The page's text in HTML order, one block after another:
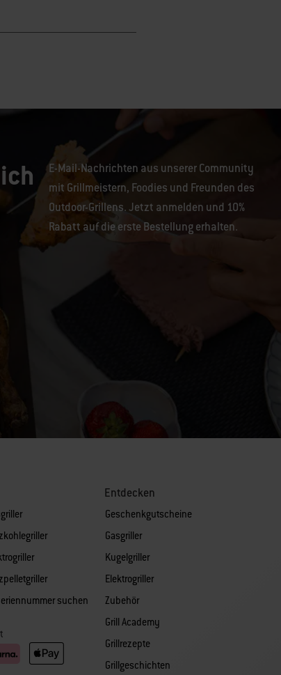
E-Mail-Nachrichten aus unserer Community
mit Grillmeistern, Foodies und Freunden des
Outdoor-Grillens. Jetzt anmelden und 10%
Rabatt auf die erste Bestellung erhalten.
suchen
Entdecken
Geschenkgutscheine
Gasgriller
Kugelgriller
Elektrogriller
Zubehör
Grill Academy
Grillrezepte
Grillgeschichten